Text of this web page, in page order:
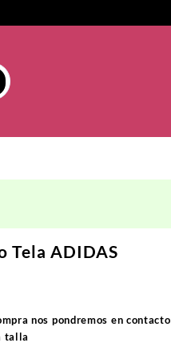
Tela ADIDAS
nos pondremos en contacto
talla